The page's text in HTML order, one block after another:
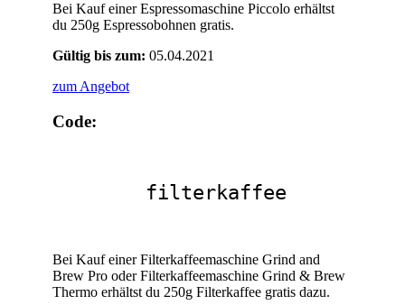
Bei Kauf einer Espressomaschine Piccolo erhältst
du 250g Espressobohnen gratis.
Gültig bis zum: 05.04.2021
zum Angebot
Code:
filterkaffee
Bei Kauf einer Filterkaffeemaschine Grind and
Brew Pro oder Filterkaffeemaschine Grind & Brew
Thermo erhältst du 250g Filterkaffee gratis dazu.